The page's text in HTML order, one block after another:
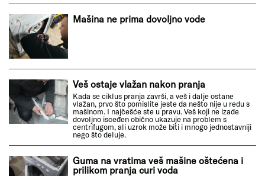
Mašina ne prima dovoljno vode
Veš ostaje vlažan nakon pranja
Kada se ciklus pranja završi, a veš i dalje ostane
vlažan, prvo što pomislite jeste da nešto nije u redu s
mašinom. I najčešće ste u pravu. Veš koji ne izađe
dovoljno isceđen obično ukazuje na problem s
centrifugom, ali uzrok može biti i mnogo jednostavniji
nego što deluje.
Guma na vratima veš mašine oštećena i
prilikom pranja curi voda